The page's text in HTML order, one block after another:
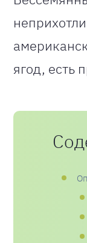
ягод, есть